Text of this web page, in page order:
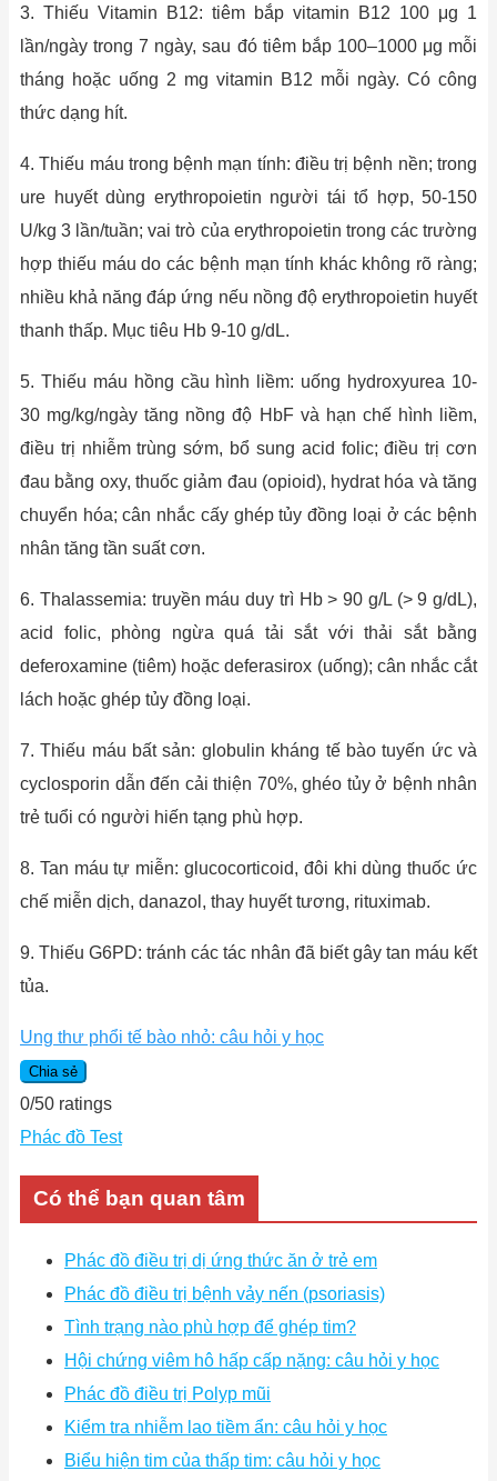
3. Thiếu Vitamin B12: tiêm bắp vitamin B12 100 μg 1
lần/ngày trong 7 ngày, sau đó tiêm bắp 100–1000 μg mỗi
tháng hoặc uống 2 mg vitamin B12 mỗi ngày. Có công
thức dạng hít.
4. Thiếu máu trong bệnh mạn tính: điều trị bệnh nền; trong
ure huyết dùng erythropoietin người tái tổ hợp, 50-150
U/kg 3 lần/tuần; vai trò của erythropoietin trong các trường
hợp thiếu máu do các bệnh mạn tính khác không rõ ràng;
nhiều khả năng đáp ứng nếu nồng độ erythropoietin huyết
thanh thấp. Mục tiêu Hb 9-10 g/dL.
5. Thiếu máu hồng cầu hình liềm: uống hydroxyurea 10-
30 mg/kg/ngày tăng nồng độ HbF và hạn chế hình liềm,
điều trị nhiễm trùng sớm, bổ sung acid folic; điều trị cơn
đau bằng oxy, thuốc giảm đau (opioid), hydrat hóa và tăng
chuyển hóa; cân nhắc cấy ghép tủy đồng loại ở các bệnh
nhân tăng tần suất cơn.
6. Thalassemia: truyền máu duy trì Hb > 90 g/L (> 9 g/dL),
acid folic, phòng ngừa quá tải sắt với thải sắt bằng
deferoxamine (tiêm) hoặc deferasirox (uống); cân nhắc cắt
lách hoặc ghép tủy đồng loại.
7. Thiếu máu bất sản: globulin kháng tế bào tuyến ức và
cyclosporin dẫn đến cải thiện 70%, ghéo tủy ở bệnh nhân
trẻ tuổi có người hiến tạng phù hợp.
8. Tan máu tự miễn: glucocorticoid, đôi khi dùng thuốc ức
chế miễn dịch, danazol, thay huyết tương, rituximab.
9. Thiếu G6PD: tránh các tác nhân đã biết gây tan máu kết
tủa.
Ung thư phổi tế bào nhỏ: câu hỏi y học
Chia sẻ
0/50 ratings
Phác đồ Test
Có thể bạn quan tâm
Phác đồ điều trị dị ứng thức ăn ở trẻ em
Phác đồ điều trị bệnh vảy nến (psoriasis)
Tình trạng nào phù hợp để ghép tim?
Hội chứng viêm hô hấp cấp nặng: câu hỏi y học
Phác đồ điều trị Polyp mũi
Kiểm tra nhiễm lao tiềm ẩn: câu hỏi y học
Biểu hiện tim của thấp tim: câu hỏi y học